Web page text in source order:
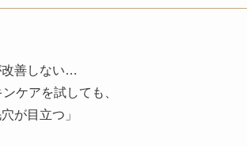
改善しない…
ケアを試しても、
が目立つ」